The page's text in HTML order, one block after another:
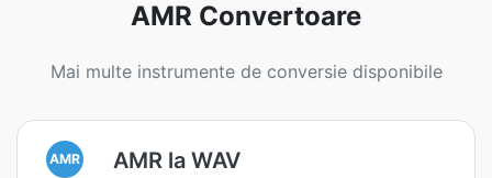
AMR Convertoare
Mai multe instrumente de conversie disponibile
AMR AMR la WAV